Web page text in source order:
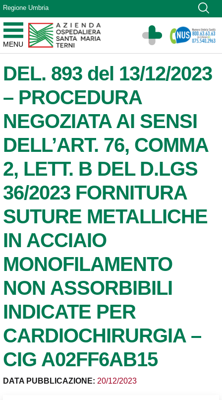
Vai ai contenuti
Vai al menu di navigazione
Vai al footer
Regione Umbria
MENU
Azienda Ospedaliera Santa Maria di Terni
Sito Istituzionale
DEL. 893 del 13/12/2023
– PROCEDURA
NEGOZIATA AI SENSI
DELL’ART. 76, COMMA
2, LETT. B DEL D.LGS
36/2023 FORNITURA
SUTURE METALLICHE
IN ACCIAIO
MONOFILAMENTO
NON ASSORBIBILI
INDICATE PER
CARDIOCHIRURGIA –
CIG A02FF6AB15
DATA PUBBLICAZIONE: 20/12/2023